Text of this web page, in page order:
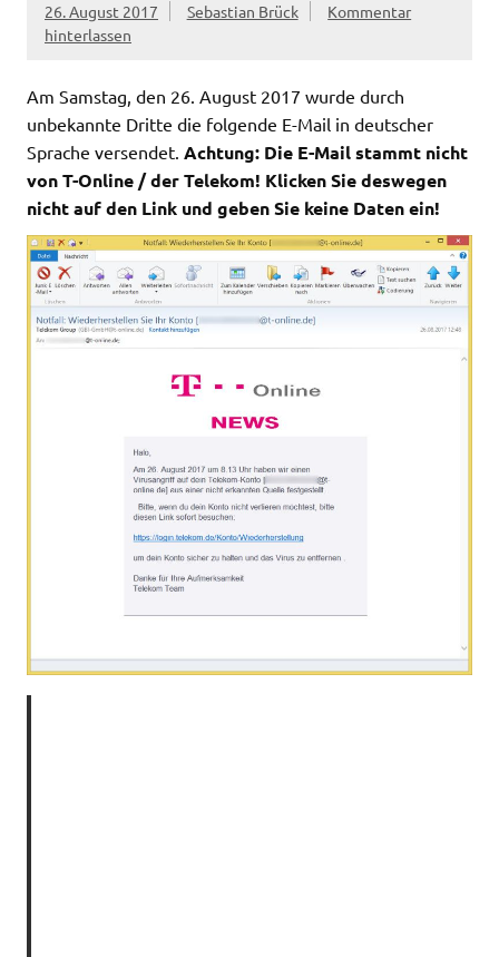
26. August 2017 Sebastian Brück
Kommentar
hinterlassen
Am Samstag, den 26. August 2017 wurde durch
unbekannte Dritte die folgende E-Mail in deutscher
Sprache versendet. Achtung: Die E-Mail stammt nicht
von T-Online / der Telekom! Klicken Sie deswegen
nicht auf den Link und geben Sie keine Daten ein!